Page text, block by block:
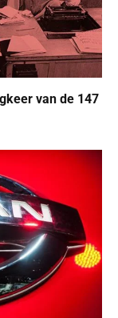
van de 147